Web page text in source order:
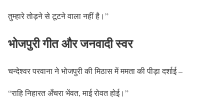
तुम्हारे तोड़ने से टूटने वाला नहीं है।”
भोजपुरी गीत और जनवादी स्वर
चन्देश्वर परवाना ने भोजपुरी की मिठास में ममता की पीड़ा दर्शाई –
“राहि निहारत अँचरा भेंवत, माई रोवत होई।”